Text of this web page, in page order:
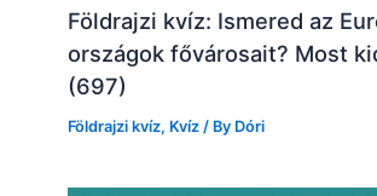
Földrajzi kvíz: Ismered az
országok fővárosait? Most
(697)
Földrajzi kvíz, Kvíz / By Dóri